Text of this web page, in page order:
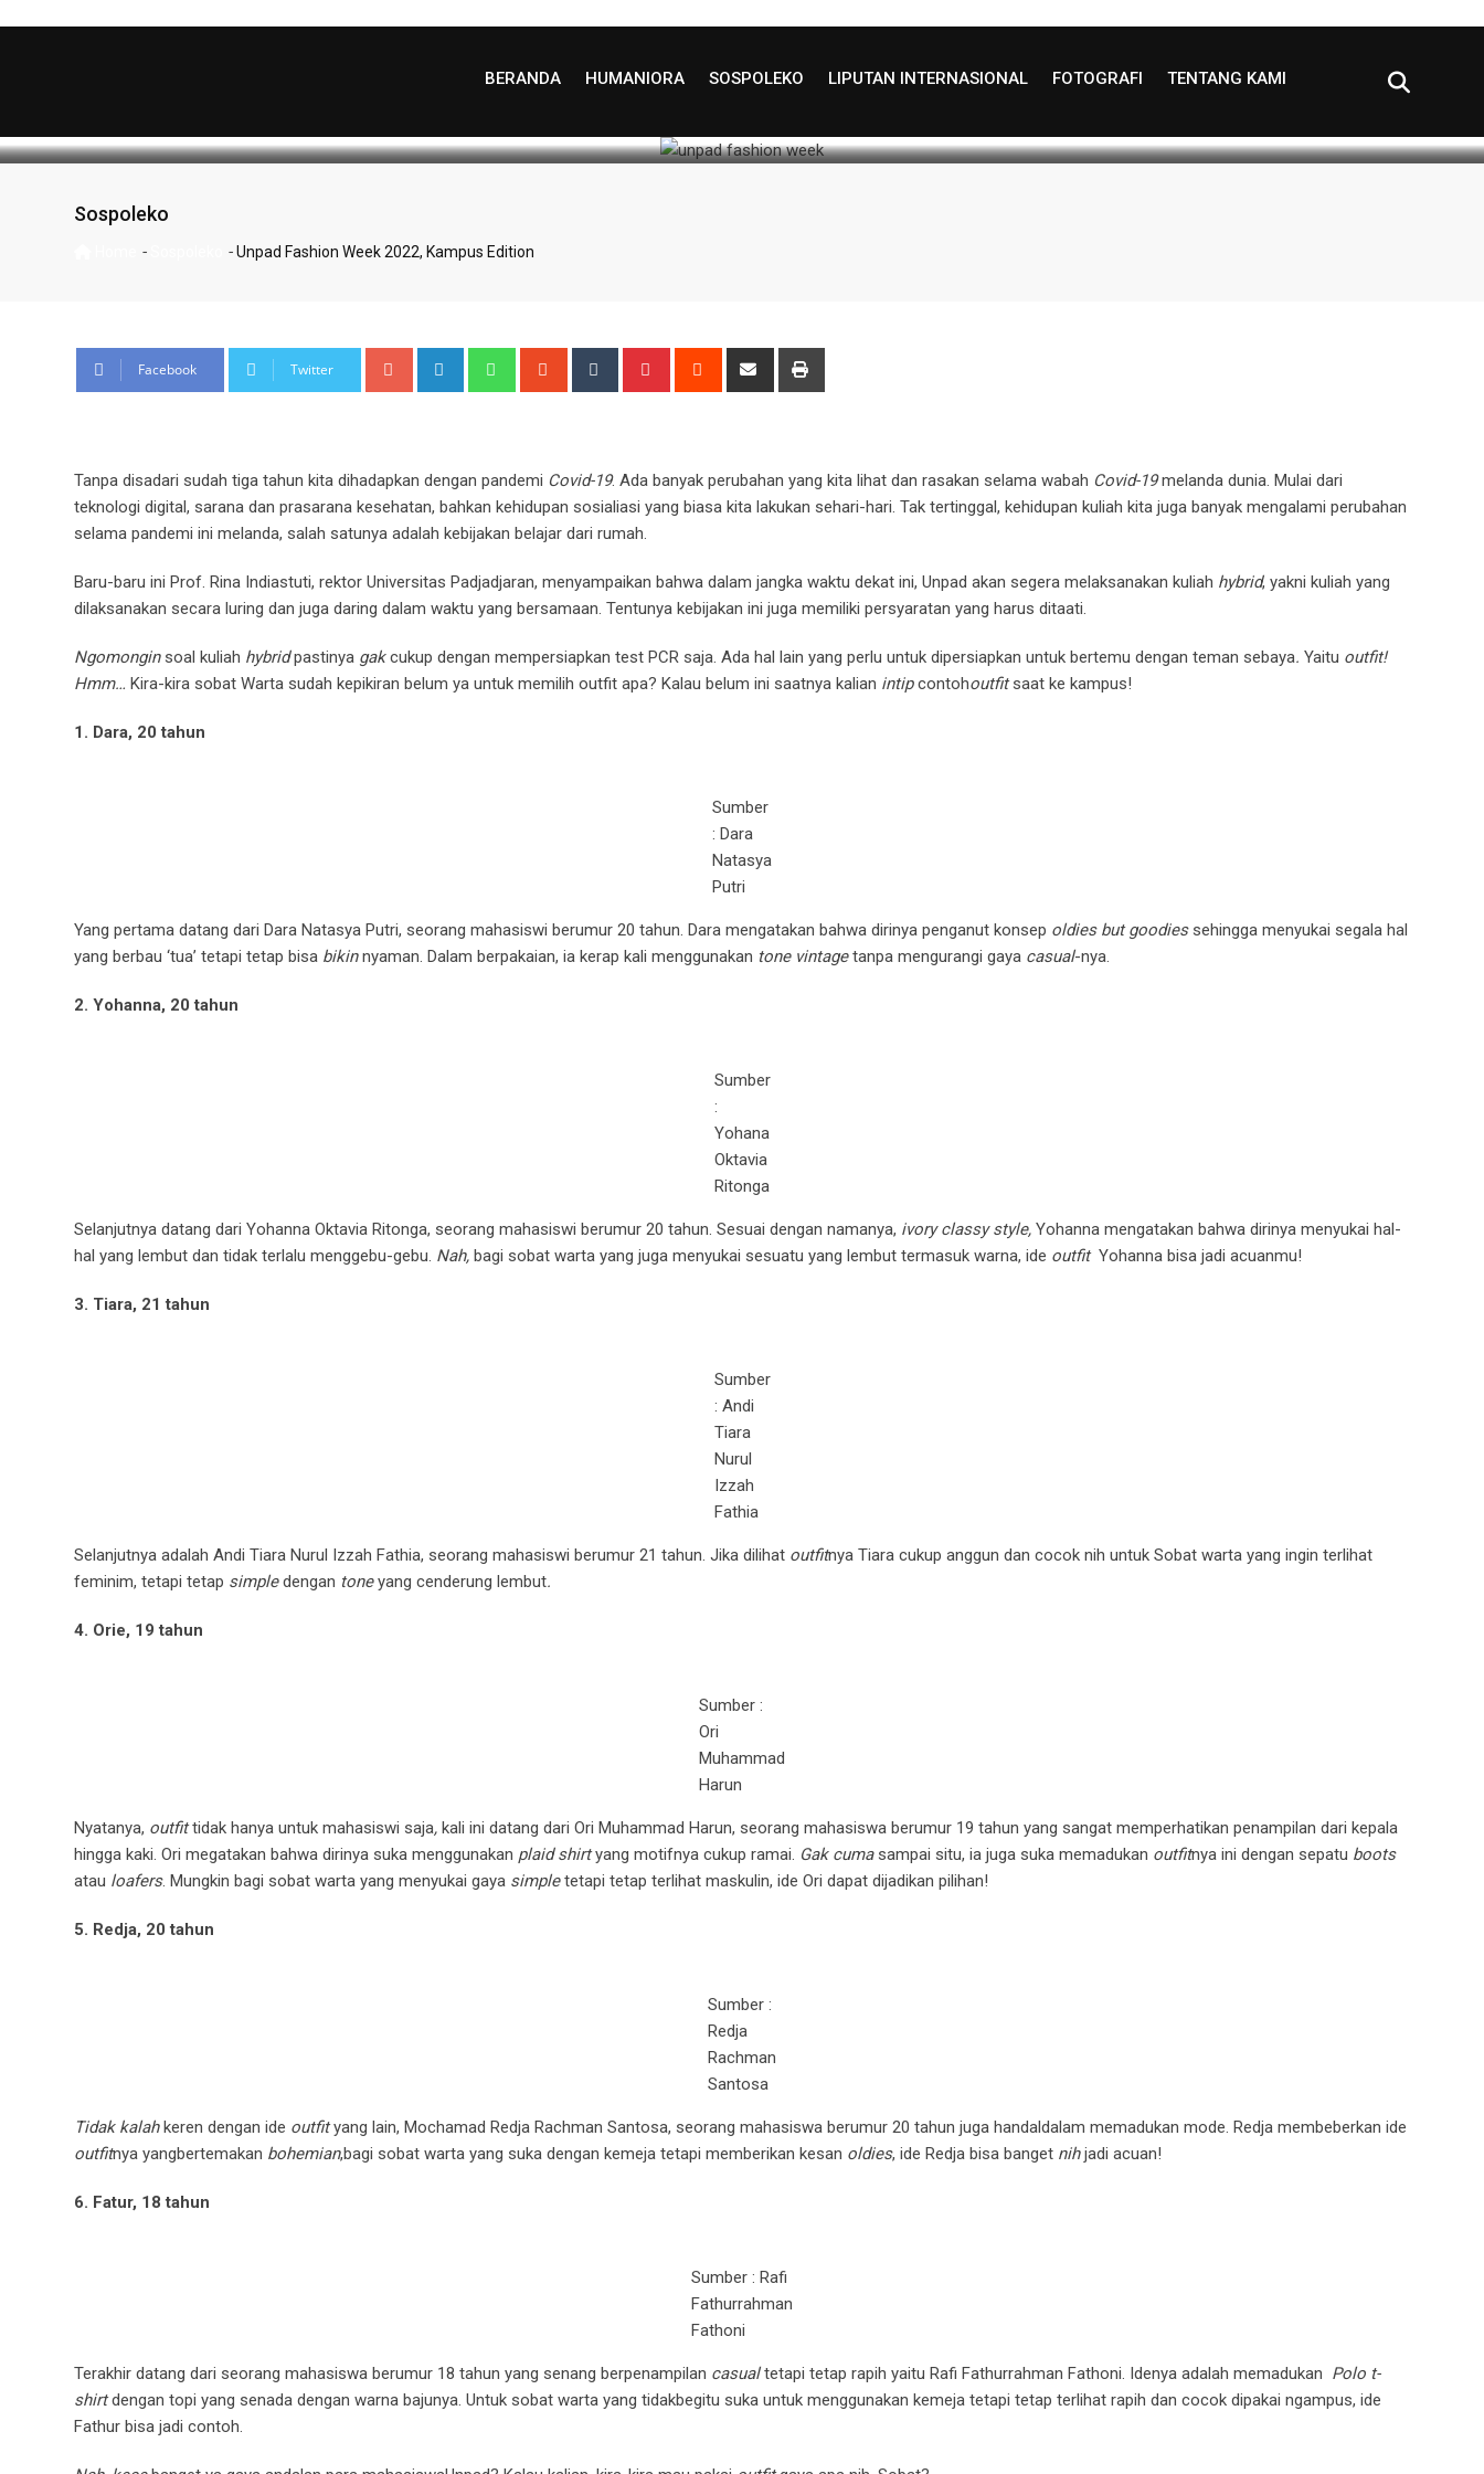
BERANDA HUMANIORA SOSPOLEKO LIPUTAN INTERNASIONAL FOTOGRAFI TENTANG KAMI
Unpad Fashion Week 2022, Kampus Edition
Sospoleko
- -Unpad Fashion Week 2022, Kampus Edition
Facebook Twitter Google+ LinkedIn WhatsappStumbleUpon
Tumblr Pinterest Reddit
Share
Tanpa disadari sudah tiga tahun kita dihadapkan dengan pandemi Covid-19. Ada banyak perubahan yang kita lihat dan rasakan selama wabah Covid-19melanda dunia. Mulai dari
teknologi digital, sarana dan prasarana kesehatan, bahkan kehidupan sosialiasi yang biasa kita lakukan sehari-hari. Tak tertinggal, kehidupan kuliah kita juga banyak mengalami perubahan
selama pandemi ini melanda, salah satunya adalah kebijakan belajar dari rumah.
Baru-baru ini Prof. Rina Indiastuti, rektor Universitas Padjadjaran, menyampaikan bahwa dalam jangka waktu dekat ini, Unpad akan segera melaksanakan kuliah hybrid, yakni kuliah yang
dilaksanakan secara luring dan juga daring dalam waktu yang bersamaan. Tentunya kebijakan ini juga memiliki persyaratan yang harus ditaati.
Ngomongin soal kuliah hybridpastinya gakcukup dengan mempersiapkan test PCR saja. Ada hal lain yang perlu untuk dipersiapkan untuk bertemu dengan teman sebaya. Yaitu outfit!
Hmm… Kira-kira sobat Warta sudah kepikiran belum ya untuk memilih outfit apa? Kalau belum ini saatnya kalian intipcontohoutfitsaat ke kampus!
1. Dara, 20 tahun
Sumber
: Dara
Natasya
Putri
Yang pertama datang dari Dara Natasya Putri, seorang mahasiswi berumur 20 tahun. Dara mengatakan bahwa dirinya penganut konsep oldies but goodies sehingga menyukai segala hal
yang berbau ‘tua’ tetapi tetap bisa bikinnyaman. Dalam berpakaian, ia kerap kali menggunakan tone vintagetanpa mengurangi gaya casual-nya.
2. Yohanna, 20 tahun
Sumber
:
Yohana
Oktavia
Ritonga
Selanjutnya datang dari Yohanna Oktavia Ritonga, seorang mahasiswi berumur 20 tahun. Sesuai dengan namanya, ivory classy style, Yohanna mengatakan bahwa dirinya menyukai hal-
hal yang lembut dan tidak terlalu menggebu-gebu. Nah, bagi sobat warta yang juga menyukai sesuatu yang lembut termasuk warna, ide outfit Yohanna bisa jadi acuanmu!
3. Tiara, 21 tahun
Sumber
: Andi
Tiara
Nurul
Izzah
Fathia
Selanjutnya adalah Andi Tiara Nurul Izzah Fathia, seorang mahasiswi berumur 21 tahun. Jika dilihat outfitnya Tiara cukup anggun dan cocok nih untuk Sobat warta yang ingin terlihat
feminim, tetapi tetap simpledengan toneyang cenderung lembut.
4. Orie, 19 tahun
Sumber :
Ori
Muhammad
Harun
Nyatanya, outfittidak hanya untuk mahasiswi saja, kali ini datang dari Ori Muhammad Harun, seorang mahasiswa berumur 19 tahun yang sangat memperhatikan penampilan dari kepala
hingga kaki. Ori megatakan bahwa dirinya suka menggunakan plaid shirtyang motifnya cukup ramai. Gak cuma sampai situ, ia juga suka memadukan outfitnya ini dengan sepatu boots
atau loafers. Mungkin bagi sobat warta yang menyukai gaya simpletetapi tetap terlihat maskulin, ide Ori dapat dijadikan pilihan!
5. Redja, 20 tahun
Sumber :
Redja
Rachman
Santosa
Tidak kalahkeren dengan ide outfityang lain, Mochamad Redja Rachman Santosa, seorang mahasiswa berumur 20 tahun juga handaldalam memadukan mode. Redja membeberkan ide
outfitnya yangbertemakan bohemian,bagi sobat warta yang suka dengan kemeja tetapi memberikan kesan oldies, ide Redja bisa banget nihjadi acuan!
6. Fatur, 18 tahun
Sumber : Rafi
Fathurrahman
Fathoni
Terakhir datang dari seorang mahasiswa berumur 18 tahun yang senang berpenampilan casualtetapi tetap rapih yaitu Rafi Fathurrahman Fathoni. Idenya adalah memadukan Polo t-
shirtdengan topi yang senada dengan warna bajunya. Untuk sobat warta yang tidakbegitu suka untuk menggunakan kemeja tetapi tetap terlihat rapih dan cocok dipakai ngampus, ide
Fathur bisa jadi contoh.